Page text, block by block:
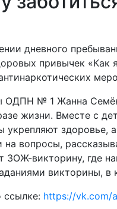
дневного
привычек «Как
ОДПН № 1 Жанна
жизни. Вместе с
укрепляют здоровье,
на вопросы,
ЗОЖ-викторину, где
викторины, в
ссылке: https://vk.com/